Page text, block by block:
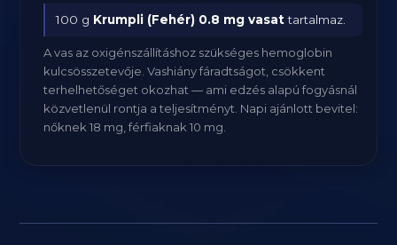
100 g Krumpli (Fehér) 0.8 mg vasattartalmaz.
A vas az oxigénszállításhoz szükséges hemoglobin
kulcsösszetevője. Vashiány fáradtságot, csökkent
terhelhetőséget okozhat — ami edzés alapú fogyásnál
közvetlenül rontja a teljesítményt. Napi ajánlott bevitel:
nőknek 18 mg, férfiaknak 10 mg.